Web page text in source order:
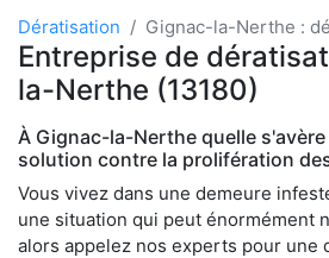
Dératisation Gignac-la-Nerthe :
Entreprise de
la-Nerthe (13180)
À Gignac-la-Nerthe quelle
solution contre la prolifération
Vous vivez dans une demeure
une situation qui peut énormément
alors appelez nos experts pour une